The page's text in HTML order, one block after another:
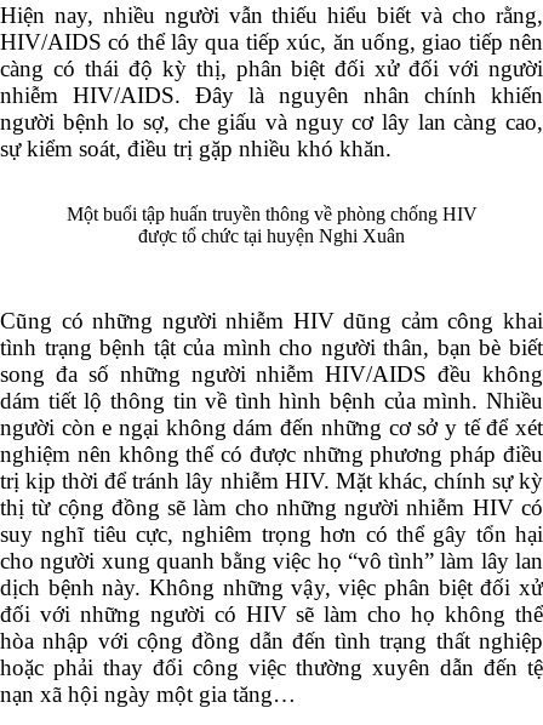
Hiện nay, nhiều người vẫn thiếu hiểu biết và cho rằng,
HIV/AIDS có thể lây qua tiếp xúc, ăn uống, giao tiếp nên
càng có thái độ kỳ thị, phân biệt đối xử đối với người
nhiễm HIV/AIDS. Đây là nguyên nhân chính khiến
người bệnh lo sợ, che giấu và nguy cơ lây lan càng cao,
sự kiểm soát, điều trị gặp nhiều khó khăn.
Một buổi tập huấn truyền thông về phòng chống HIV
được tổ chức tại huyện Nghi Xuân
Cũng có những người nhiễm HIV dũng cảm công khai
tình trạng bệnh tật của mình cho người thân, bạn bè biết
song đa số những người nhiễm HIV/AIDS đều không
dám tiết lộ thông tin về tình hình bệnh của mình. Nhiều
người còn e ngại không dám đến những cơ sở y tế để xét
nghiệm nên không thể có được những phương pháp điều
trị kịp thời để tránh lây nhiễm HIV. Mặt khác, chính sự kỳ
thị từ cộng đồng sẽ làm cho những người nhiễm HIV có
suy nghĩ tiêu cực, nghiêm trọng hơn có thể gây tổn hại
cho người xung quanh bằng việc họ “vô tình” làm lây lan
dịch bệnh này. Không những vậy, việc phân biệt đối xử
đối với những người có HIV sẽ làm cho họ không thể
hòa nhập với cộng đồng dẫn đến tình trạng thất nghiệp
hoặc phải thay đổi công việc thường xuyên dẫn đến tệ
nạn xã hội ngày một gia tăng…